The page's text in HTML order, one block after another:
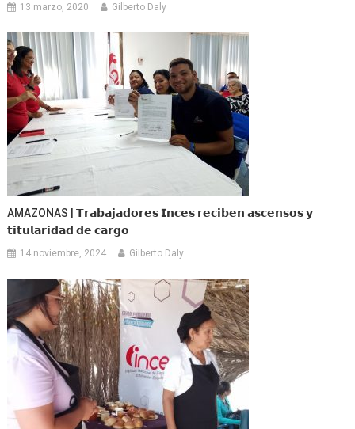
13 marzo, 2020 Gilberto Daly
AMAZONAS | 𝗧𝗿𝗮𝗯𝗮𝗷𝗮𝗱𝗼𝗿𝗲𝘀 𝗜𝗻𝗰𝗲𝘀 𝗿𝗲𝗰𝗶𝗯𝗲𝗻 𝗮𝘀𝗰𝗲𝗻𝘀𝗼𝘀 𝘆
𝘁𝗶𝘁𝘂𝗹𝗮𝗿𝗶𝗱𝗮𝗱 𝗱𝗲 𝗰𝗮𝗿𝗴𝗼
14 noviembre, 2024 Gilberto Daly